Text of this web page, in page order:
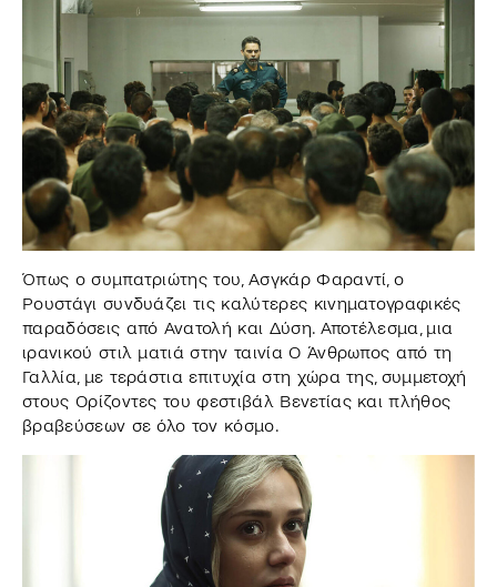
Όπως ο συμπατριώτης του, Ασγκάρ Φαραντί, ο
Ρουστάγι συνδυάζει τις καλύτερες κινηματογραφικές
παραδόσεις από Ανατολή και Δύση. Αποτέλεσμα, μια
ιρανικού στιλ ματιά στην ταινία Ο Άνθρωπος από τη
Γαλλία, με τεράστια επιτυχία στη χώρα της, συμμετοχή
στους Ορίζοντες του φεστιβάλ Βενετίας και πλήθος
βραβεύσεων σε όλο τον κόσμο.